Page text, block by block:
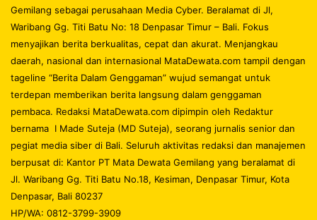
Gemilang sebagai perusahaan Media Cyber. Beralamat di Jl,
Waribang Gg. Titi Batu No: 18 Denpasar Timur – Bali. Fokus
menyajikan berita berkualitas, cepat dan akurat. Menjangkau
daerah, nasional dan internasional MataDewata.com tampil dengan
tageline “Berita Dalam Genggaman” wujud semangat untuk
terdepan memberikan berita langsung dalam genggaman
pembaca. Redaksi MataDewata.com dipimpin oleh Redaktur
bernama I Made Suteja (MD Suteja), seorang jurnalis senior dan
pegiat media siber di Bali. Seluruh aktivitas redaksi dan manajemen
berpusat di: Kantor PT Mata Dewata Gemilang yang beralamat di
Jl. Waribang Gg. Titi Batu No.18, Kesiman, Denpasar Timur, Kota
Denpasar, Bali 80237
HP/WA: 0812-3799-3909